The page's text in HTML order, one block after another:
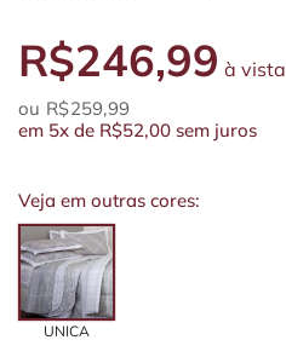
R$246,99 à vista
R$259,99
em 5x de R$52,00 sem juros
Veja em outras cores:
UNICA